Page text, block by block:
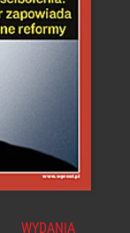
WYDANIA